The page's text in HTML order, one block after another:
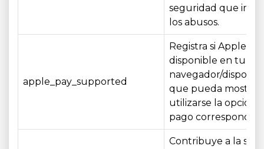
seguridad que
los abusos.
apple_pay_supported
Registra si Apple
disponible en tu
navegador/
que pueda
utilizarse la opción
pago
Contribuye a la